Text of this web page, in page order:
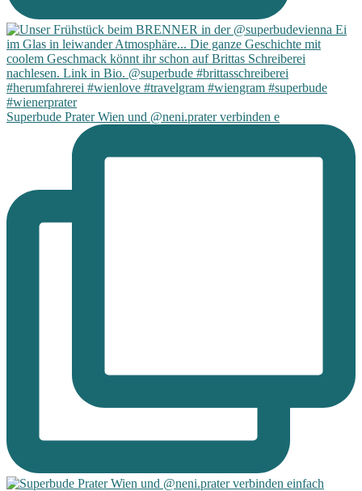
Superbude Prater Wien und @neni.prater verbinden e